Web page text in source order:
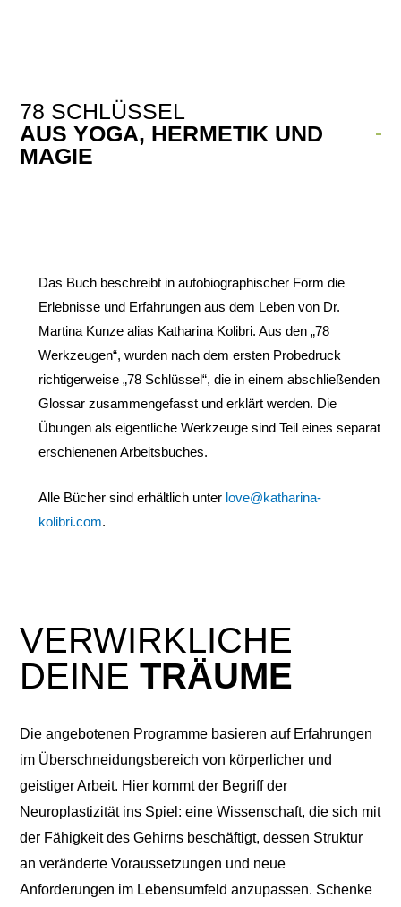
78 SCHLÜSSEL
AUS YOGA, HERMETIK UND
MAGIE
Das Buch beschreibt in autobiographischer Form die
Erlebnisse und Erfahrungen aus dem Leben von Dr.
Martina Kunze alias Katharina Kolibri. Aus den „78
Werkzeugen“, wurden nach dem ersten Probedruck
richtigerweise „78 Schlüssel“, die in einem abschließenden
Glossar zusammengefasst und erklärt werden. Die
Übungen als eigentliche Werkzeuge sind Teil eines separat
erschienenen Arbeitsbuches.
Alle Bücher sind erhältlich unter love@katharina-
kolibri.com.
VERWIRKLICHE
DEINETRÄUME
Die angebotenen Programme basieren auf Erfahrungen
im Überschneidungsbereich von körperlicher und
geistiger Arbeit. Hier kommt der Begriff der
Neuroplastizität ins Spiel: eine Wissenschaft, die sich mit
der Fähigkeit des Gehirns beschäftigt, dessen Struktur
an veränderte Voraussetzungen und neue
Anforderungen im Lebensumfeld anzupassen. Schenke